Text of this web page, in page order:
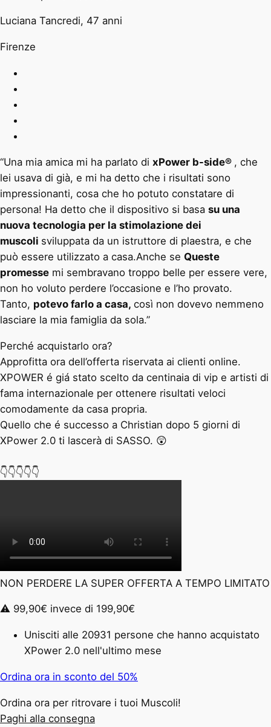
Luciana Tancredi, 47 anni
Firenze
“Una mia amica mi ha parlato di xPower b-side® , che
lei usava di già, e mi ha detto che i risultati sono
impressionanti, cosa che ho potuto constatare di
persona! Ha detto che il dispositivo si basa su una
nuova tecnologia per la stimolazione dei
muscoli sviluppata da un istruttore di plaestra, e che
può essere utilizzato a casa.Anche se Queste
promesse mi sembravano troppo belle per essere vere,
non ho voluto perdere l’occasione e l’ho provato.
Tanto, potevo farlo a casa, così non dovevo nemmeno
lasciare la mia famiglia da sola.”
Perché acquistarlo ora?
Approfitta ora dell’offerta riservata ai clienti online.
XPOWER é giá stato scelto da centinaia di vip e artisti di
fama internazionale per ottenere risultati veloci
comodamente da casa propria.
Quello che é successo a Christian dopo 5 giorni di
XPower 2.0 ti lascerà di SASSO. 😲
👇👇👇👇👇
NON PERDERE LA SUPER OFFERTA A TEMPO LIMITATO
⚠️ 99,90€ invece di 199,90€
Unisciti alle 20931 persone che hanno acquistato
XPower 2.0 nell'ultimo mese
Ordina ora in sconto del 50%
Ordina ora per ritrovare i tuoi Muscoli!
Paghi alla consegna